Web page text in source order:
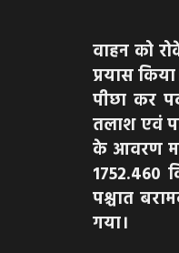
वाहन को
प्रयास
पीछा कर
तलाश एवं
के आवरण
1752.460
पश्चात
गया।